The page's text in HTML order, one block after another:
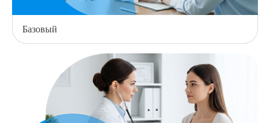
Базовый
Выберите сопутствующую услугу
ПОДТВЕРДИТЬ